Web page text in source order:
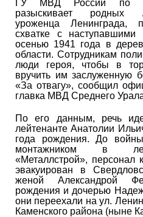
ГУ МВД России по
разыскивает родных
уроженца Ленинграда,
схватке с
осенью 1941 года в
области. Сотрудникам
люди героя, чтобы в
вручить им заслуженную
«За отвагу», сообщил
главка МВД Среднего
По его данным, речь
лейтенанте Анатолии
года рождения. До
монтажником в
«Металлстрой», персонал
эвакуирован в
женой Александрой
рождения и дочерью
они переехали на ул.
Каменского района (ныне